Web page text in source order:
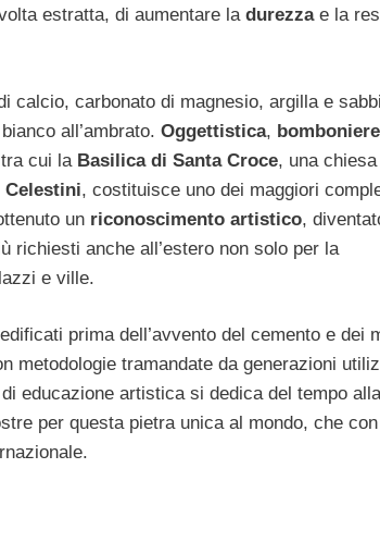
estratta, di aumentare la durezzae la
calcio, carbonato di magnesio, argilla e
all’ambrato. Oggettistica, bomboniere
cui la Basilica di Santa Croce, una
Celestini, costituisce uno dei maggiori
un riconoscimento artistico,
richiesti anche all’estero non solo per la
e ville.
prima dell’avvento del cemento e dei
metodologie tramandate da generazioni
educazione artistica si dedica del tempo alla
per questa pietra unica al mondo, che